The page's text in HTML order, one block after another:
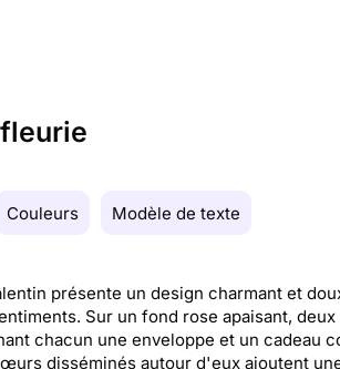
Couleurs Modèle de texte
présente un design charmant et
Sur un fond rose apaisant, deux
chacun une enveloppe et un cadeau
disséminés autour d'eux ajoutent